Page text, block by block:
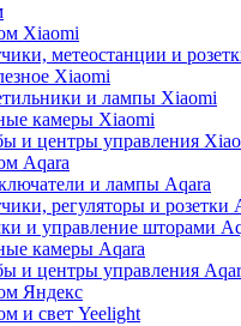
Xiaomi
метеостанции и
Xiaomi
и лампы Xiaomi
камеры Xiaomi
и центры управления
Aqara
и лампы Aqara
регуляторы и розетки
и управление шторами
камеры Aqara
и центры управления
Яндекс
и свет Yeelight